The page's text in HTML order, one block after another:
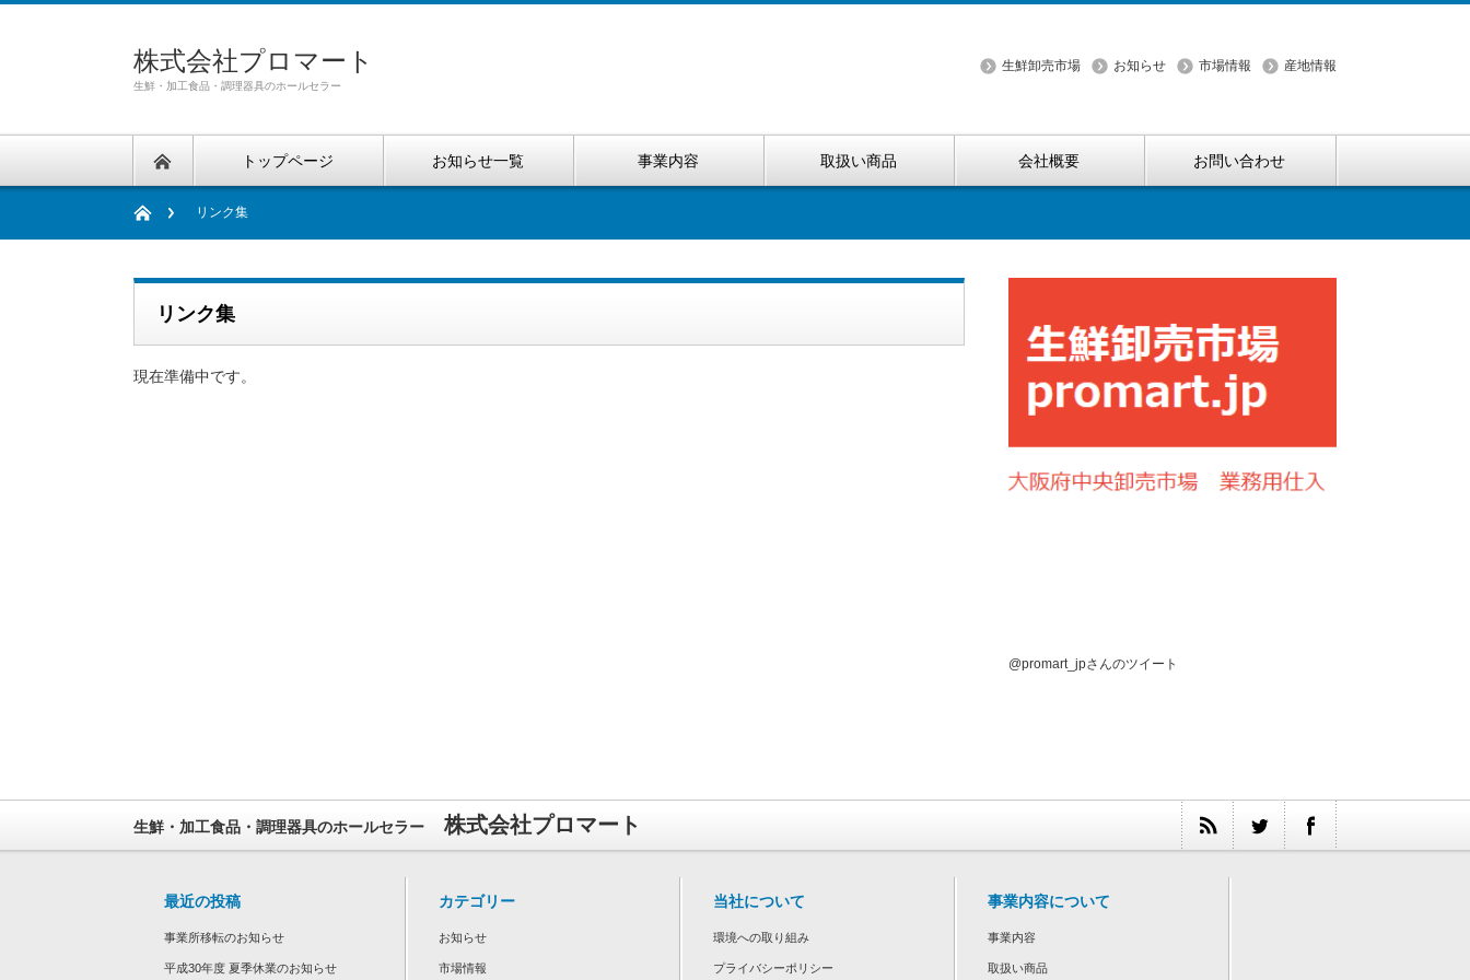
株式会社プロマート
生鮮・加工食品・調理器具のホールセラー
生鮮卸売市場 お知らせ 市場情報 産地情報
トップページ お知らせ一覧 事業内容 取扱い商品 会社概要 お問い合わせ
リンク集
リンク集
現在準備中です。
@promart_jpさんのツイート
生鮮・加工食品・調理器具のホールセラー 株式会社プロマート
最近の投稿
事業所移転のお知らせ
平成30年度 夏季休業のお知らせ
カテゴリー
お知らせ
市場情報
当社について
環境への取り組み
プライバシーポリシー
事業内容について
事業内容
取扱い商品